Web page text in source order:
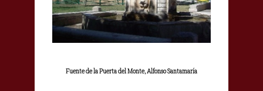
Fuente de la Puerta del Monte, Alfonso Santamaría